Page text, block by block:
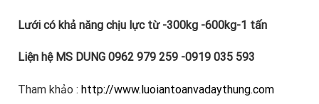
Lưới có khả năng chịu lực từ -300kg -600kg-1 tấn
Liện hệ MS DUNG 0962 979 259 -0919 035 593
Tham khảo : http://www.luoiantoanvadaythung.com